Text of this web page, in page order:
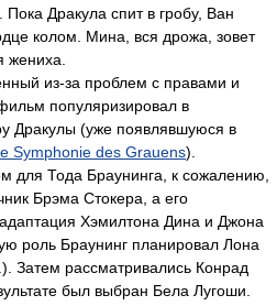
Дракула спит в гробу, Ван
колом. Мина, вся дрожа, зовет
жениха.
из-за проблем с правами и
популяризировал в
Дракулы (уже появлявшуюся в
Symphonie des Grauens).
для Тода Браунинга, к сожалению,
Брэма Стокера, а его
Хэмилтона Дина и Джона
роль Браунинг планировал Лона
Затем рассматривались Конрад
был выбран Бела Лугоши.